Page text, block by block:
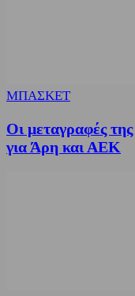
ΜΠΑΣΚΕΤ
Οι μεταγραφές
για Άρη και ΑΕΚ